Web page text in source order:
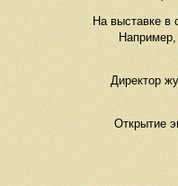
На выставке в
Директор
Открытие